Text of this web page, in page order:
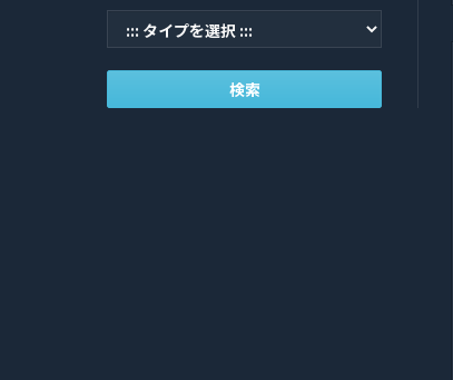
検索